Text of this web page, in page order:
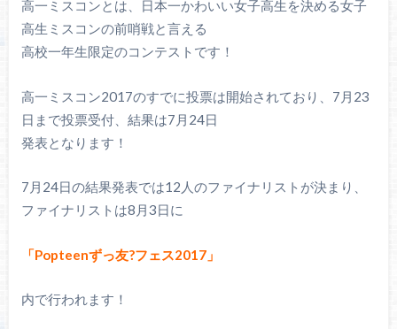
高一ミスコンとは、日本一かわいい女子高生を決める女子
高生ミスコンの前哨戦と言える
高校一年生限定のコンテストです！
高一ミスコン2017のすでに投票は開始されており、7月23
日まで投票受付、結果は7月24日
発表となります！
7月24日の結果発表では12人のファイナリストが決まり、
ファイナリストは8月3日に
「Popteenずっ友?フェス2017」
内で行われます！